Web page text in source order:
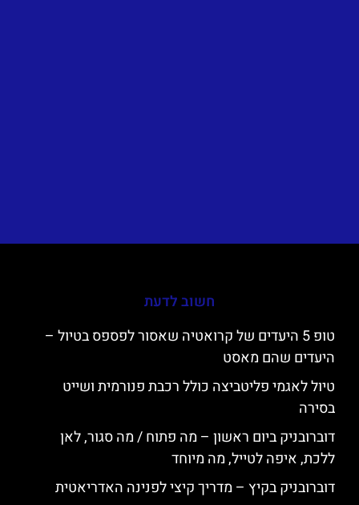
חשוב לדעת
טופ 5 היעדים של קרואטיה שאסור לפספס בטיול –
היעדים שהם מאסט
טיול לאגמי פליטביצה כולל רכבת פנורמית ושייט
בסירה
דוברובניק ביום ראשון – מה פתוח / מה סגור, לאן
ללכת, איפה לטייל, מה מיוחד
דוברובניק בקיץ – מדריך קיצי לפנינה האדריאטית